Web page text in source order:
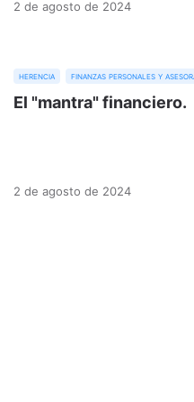
2 de agosto de 2024
herencia finanzas personales y
El "mantra" financiero.
2 de agosto de 2024